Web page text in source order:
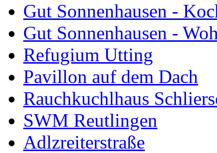
Gut Sonnenhausen -
Gut Sonnenhausen -
Refugium Utting
Pavillon auf dem Dach
Rauchkuchlhaus
SWM Reutlingen
Adlzreiterstraße